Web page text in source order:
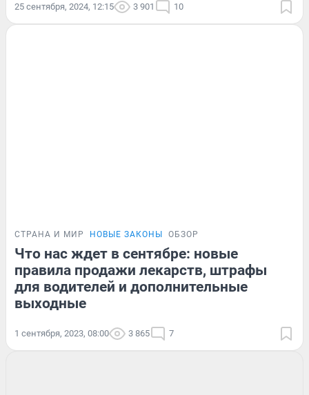
25 сентября, 2024, 12:15 3 901 10
СТРАНА И МИР НОВЫЕ ЗАКОНЫ ОБЗОР
Что нас ждет в сентябре: новые
правила продажи лекарств, штрафы
для водителей и дополнительные
выходные
1 сентября, 2023, 08:00 3 865 7